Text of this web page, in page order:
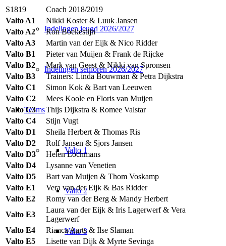
Indelingen jeugd 2026/2027
Indelingen senioren 2026/2027
Teams
Valto 1
Valto 2
Valto 3
S1819
Coach 2018/2019
Valto A1
Nikki Koster & Luuk Jansen
Valto A2
Ron Boekestijn
Valto A3
Martin van der Eijk & Nico Ridder
Valto B1
Pieter van Muijen & Frank de Rijcke
Valto B2
Mark van Geest & Nikki van Spronsen
Valto B3
Trainers: Linda Bouwman & Petra Dijkstra
Valto C1
Simon Kok & Bart van Leeuwen
Valto C2
Mees Koole en Floris van Muijen
Valto C3
Thijs Dijkstra & Romee Valstar
Valto C4
Stijn Vugt
Valto D1
Sheila Herbert & Thomas Ris
Valto D2
Rolf Jansen & Sjors Jansen
Valto D3
Helen Lochmans
Valto D4
Lysanne van Venetien
Valto D5
Bart van Muijen & Thom Voskamp
Valto E1
Vera van der Eijk & Bas Ridder
Valto E2
Romy van der Berg & Mandy Herbert
Valto E3
Laura van der Eijk & Iris Lagerwerf & Vera
Lagerwerf
Valto E4
Rianca Aarts & Ilse Slaman
Valto E5
Lisette van Dijk & Myrte Sevinga